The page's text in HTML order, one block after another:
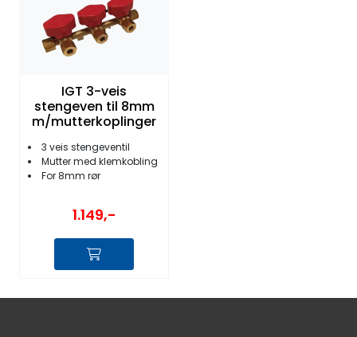
IGT 3-veis
stengeven til 8mm
m/mutterkoplinger
3 veis stengeventil
Mutter med klemkobling
For 8mm rør
1.149,-